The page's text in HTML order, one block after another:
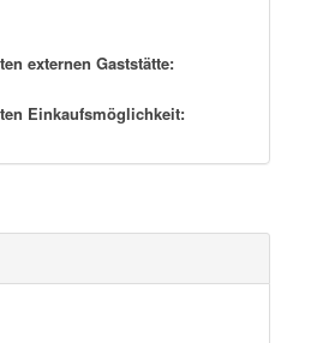
externen Gaststätte:
Einkaufsmöglichkeit: